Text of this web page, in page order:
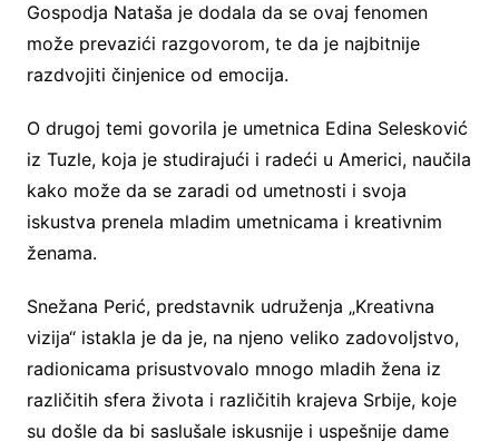
Gospodja Nataša je dodala da se ovaj fenomen
može prevazići razgovorom, te da je najbitnije
razdvojiti činjenice od emocija.
O drugoj temi govorila je umetnica Edina Selesković
iz Tuzle, koja je studirajući i radeći u Americi, naučila
kako može da se zaradi od umetnosti i svoja
iskustva prenela mladim umetnicama i kreativnim
ženama.
Snežana Perić, predstavnik udruženja „Kreativna
vizija“ istakla je da je, na njeno veliko zadovoljstvo,
radionicama prisustvovalo mnogo mladih žena iz
različitih sfera života i različitih krajeva Srbije, koje
su došle da bi saslušale iskusnije i uspešnije dame